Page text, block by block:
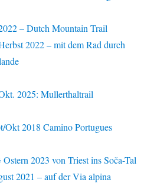
– Dutch Mountain Trail
2022 – mit dem Rad durch
2025: Mullerthaltrail
Okt 2018 Camino Portugues
2023 von Triest ins Soča-Tal
2021 – auf der Via alpina